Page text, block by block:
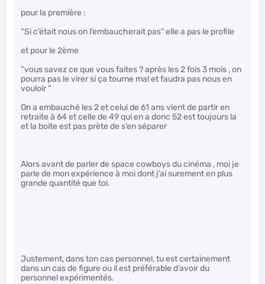
pour la première :
“Si c’était nous on l’embaucherait pas” elle a pas le profile
et pour le 2ème
“vous savez ce que vous faites ? après les 2 fois 3 mois , on
pourra pas le virer si ça tourne mal et faudra pas nous en
vouloir ”
On a embauché les 2 et celui de 61 ans vient de partir en
retraite à 64 et celle de 49 qui en a donc 52 est toujours la
et la boite est pas prète de s’en séparer
Alors avant de parler de space cowboys du cinéma , moi je
parle de mon expérience à moi dont j’ai surement en plus
grande quantité que toi.
Justement, dans ton cas personnel, tu est certainement
dans un cas de figure ou il est préférable d’avoir du
personnel expérimentés.